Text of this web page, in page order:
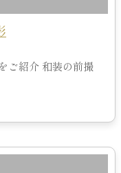
ご紹介 和装の前撮